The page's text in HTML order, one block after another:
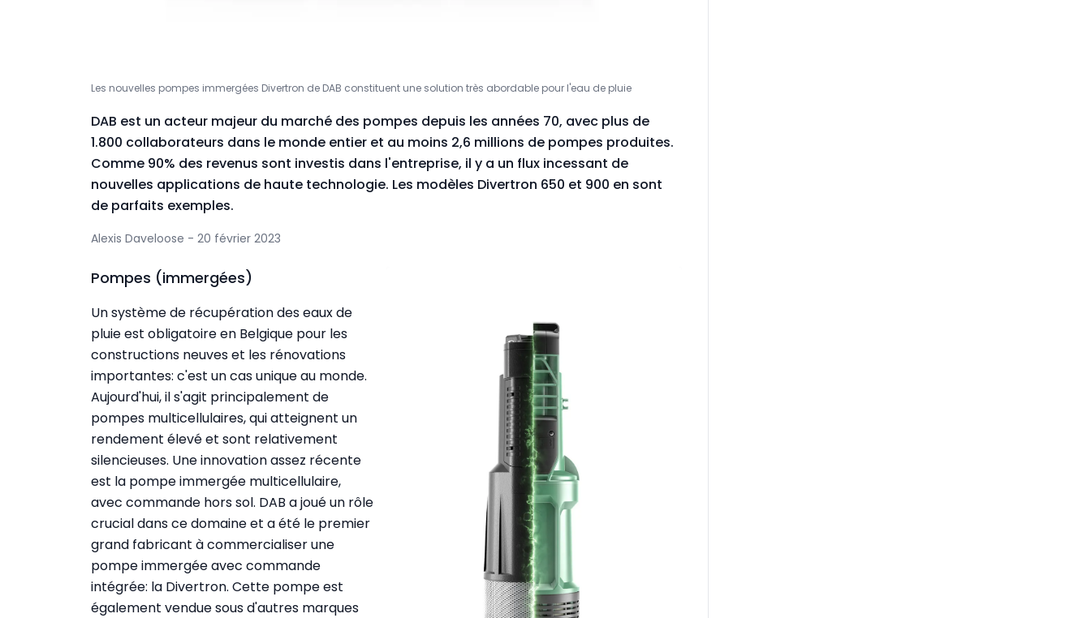
Les nouvelles pompes immergées Divertron de DAB constituent une solution très abordable pour l'eau de pluie
DAB est un acteur majeur du marché des pompes depuis les années 70, avec plus de
1.800 collaborateurs dans le monde entier et au moins 2,6 millions de pompes produites.
Comme 90% des revenus sont investis dans l'entreprise, il y a un flux incessant de
nouvelles applications de haute technologie. Les modèles Divertron 650 et 900 en sont
de parfaits exemples.
Alexis Daveloose - 20 février 2023
Pompes (immergées)
Un système de récupération des eaux de
pluie est obligatoire en Belgique pour les
constructions neuves et les rénovations
importantes: c'est un cas unique au monde.
Aujourd'hui, il s'agit principalement de
pompes multicellulaires, qui atteignent un
rendement élevé et sont relativement
silencieuses. Une innovation assez récente
est la pompe immergée multicellulaire,
avec commande hors sol. DAB a joué un rôle
crucial dans ce domaine et a été le premier
grand fabricant à commercialiser une
pompe immergée avec commande
intégrée: la Divertron. Cette pompe est
également vendue sous d'autres marques